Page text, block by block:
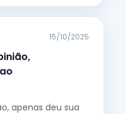
15/10/2025
apenas deu sua